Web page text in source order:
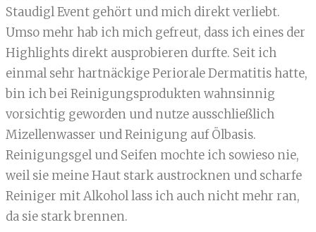
Staudigl Event gehört und mich direkt verliebt.
Umso mehr hab ich mich gefreut, dass ich eines der
Highlights direkt ausprobieren durfte. Seit ich
einmal sehr hartnäckige Periorale Dermatitis hatte,
bin ich bei Reinigungsprodukten wahnsinnig
vorsichtig geworden und nutze ausschließlich
Mizellenwasser und Reinigung auf Ölbasis.
Reinigungsgel und Seifen mochte ich sowieso nie,
weil sie meine Haut stark austrocknen und scharfe
Reiniger mit Alkohol lass ich auch nicht mehr ran,
da sie stark brennen.